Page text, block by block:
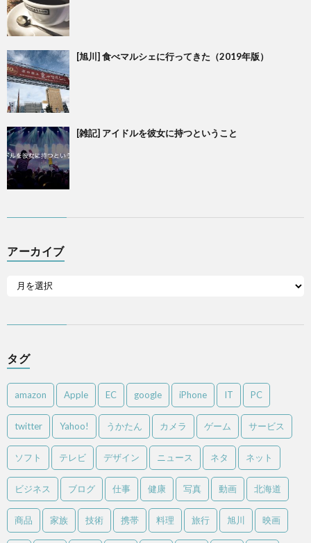
[旭川] 食べマルシェに行ってきた（2019年版）
[雑記] アイドルを彼女に持つということ
アーカイブ
タグ
amazon Apple EC google iPhone IT PC
twitter Yahoo! うかたん カメラ ゲーム サービス
ソフト テレビ デザイン ニュース ネタ ネット
ビジネス ブログ 仕事 健康 写真 動画 北海道
商品 家族 技術 携帯 料理 旅行 旭川 映画